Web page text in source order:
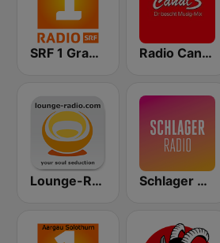
SRF 1 Graubünden Radio Canal 3 - D
Lounge-Radio.com Schlager Radio